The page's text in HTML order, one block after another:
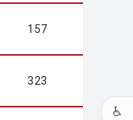
♿
157
323